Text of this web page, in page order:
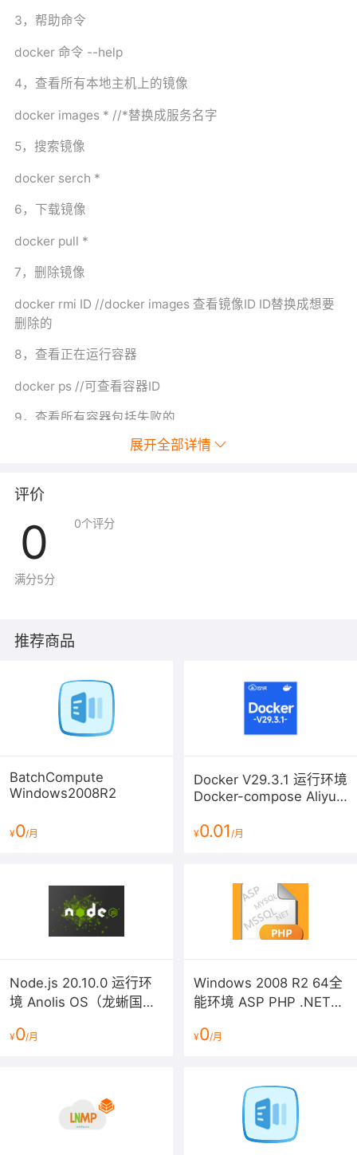
3，帮助命令
docker 命令 --help
4，查看所有本地主机上的镜像
docker images * //*替换成服务名字
5，搜索镜像
docker serch *
6，下载镜像
docker pull *
7，删除镜像
docker rmi ID //docker images 查看镜像ID ID替换成想要
删除的
8，查看正在运行容器
docker ps //可查看容器ID
9，查看所有容器包括失败的
11，复制本地内容到容器命令
docker cp 本地目录 ID:容器目录 //此ID为容器ID
docker export ID > image-name.tar //此ID为镜像ID
docker import image-name.tar //此ID为镜像ID
14，查看日志
15，查看近三十分钟日志
docker logs --since 30m ID //此ID为容器ID
docker logs ID | grep 'error' //ID为容器ID
1、镜像中如有收费软件，请根据软件官方说明购买使用版
权，因版权问题产生的纠纷本公司概不负责。
镜像操作系统为公司定制，并经过反复测试验证，请参照
3、部分付费镜像有安全加固，但不保证服务器绝对安全，
互联网中不存在绝对安全的服务器，请做好代码安全，并
展开全部详情
评价
0
满分5分
0个评分
推荐商品
BatchCompute
Windows2008R2
¥0/月
Docker V29.3.1 运行环境
Docker-compose Aliyun
¥0.01 /月
Node.js 20.10.0 运行环
境 Anolis OS（龙蜥国产
¥0/月
Windows 2008 R2 64全
能环境 ASP PHP .NET
¥0/月